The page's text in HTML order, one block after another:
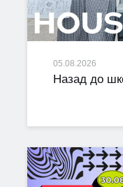
05.08.2026
Назад до